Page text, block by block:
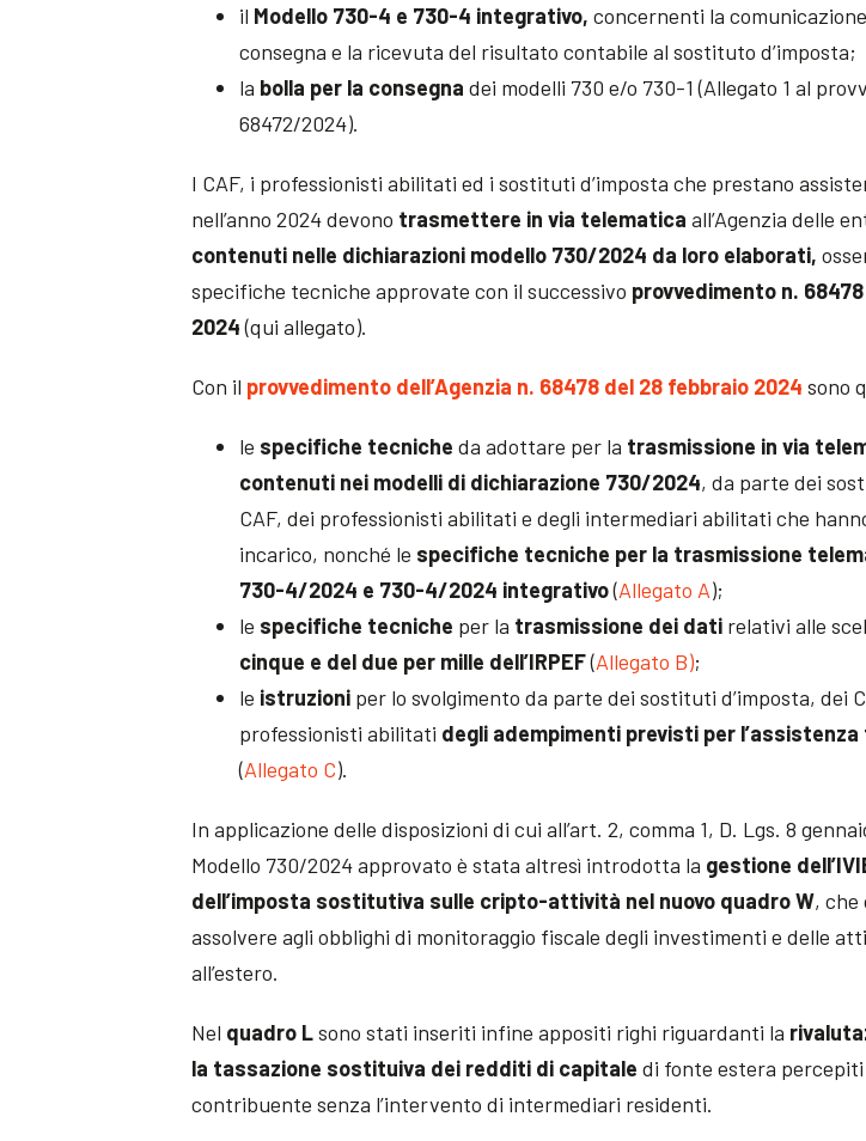
il Modello 730-4 e 730-4 integrativo, concernenti la
consegna e la ricevuta del risultato contabile al sostituto d’imposta;
la bolla per la consegna dei modelli 730 e/o 730-1 (Allegato 1 al
68472/2024).
I CAF, i professionisti abilitati ed i sostituti d’imposta che prestano
nell’anno 2024 devono trasmettere in via telematica all’Agenzia delle
contenuti nelle dichiarazioni modello 730/2024 da loro elaborati,
specifiche tecniche approvate con il successivo provvedimento n.
2024(qui allegato).
Con il provvedimento dell’Agenzia n. 68478 del 28 febbraio 2024 sono
le specifiche tecniche da adottare per la trasmissione in via
contenuti nei modelli di dichiarazione 730/2024, da parte dei
CAF, dei professionisti abilitati e degli intermediari abilitati che
incarico, nonché le specifiche tecniche per la trasmissione
730-4/2024 e 730-4/2024 integrativo(Allegato A);
le specifiche tecniche per la trasmissione dei dati relativi alle
cinque e del due per mille dell’IRPEF(Allegato B);
le istruzioni per lo svolgimento da parte dei sostituti d’imposta, dei
professionisti abilitati degli adempimenti previsti per
(Allegato C).
In applicazione delle disposizioni di cui all’art. 2, comma 1, D. Lgs. 8
Modello 730/2024 approvato è stata altresì introdotta la gestione
dell’imposta sostitutiva sulle cripto-attività nel nuovo quadro W, che
assolvere agli obblighi di monitoraggio fiscale degli investimenti e delle
all’estero.
Nel quadro Lsono stati inseriti infine appositi righi riguardanti la
la tassazione sostituiva dei redditi di capitale di fonte estera
contribuente senza l’intervento di intermediari residenti.